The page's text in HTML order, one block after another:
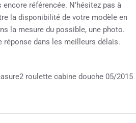
référencée. N’hésitez pas à
la disponibilité de votre modèle en
la mesure du possible, une photo.
réponse dans les meilleurs délais.
roulette cabine douche 05/2015